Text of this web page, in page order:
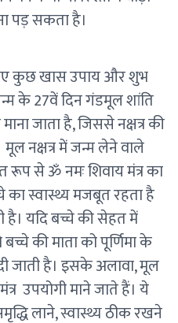
पड़ सकता है।
कुछ खास उपाय और शुभ
के 27वें दिन गंडमूल शांति
जाता है, जिससे नक्षत्र की
नक्षत्र में जन्म लेने वाले
रूप से ॐ नमः शिवाय मंत्र का
का स्वास्थ्य मजबूत रहता है
है। यदि बच्चे की सेहत में
की माता को पूर्णिमा के
जाती है। इसके अलावा, मूल
उपयोगी माने जाते हैं। ये
लाने, स्वास्थ्य ठीक रखने